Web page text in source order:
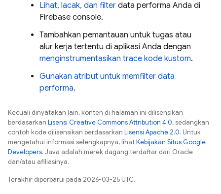
Lihat, lacak, dan filter data performa Anda di
Firebase console.
Tambahkan pemantauan untuk tugas atau
alur kerja tertentu di aplikasi Anda dengan
menginstrumentasikan trace kode kustom.
Gunakan atribut untuk memfilter data
performa.
Kecuali dinyatakan lain, konten di halaman ini dilisensikan
berdasarkan Lisensi Creative Commons Attribution 4.0, sedangkan
contoh kode dilisensikan berdasarkan Lisensi Apache 2.0. Untuk
mengetahui informasi selengkapnya, lihatKebijakan Situs Google
Developers. Java adalah merek dagang terdaftar dari Oracle
dan/atau afiliasinya.
Terakhir diperbarui pada 2026-03-25 UTC.